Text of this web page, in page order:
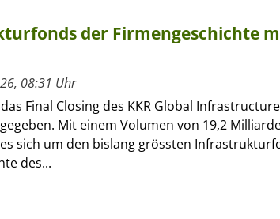
der Firmengeschichte
08:31 Uhr
Final Closing des KKR Global
Mit einem Volumen von 19,2
sich um den bislang grössten
des...